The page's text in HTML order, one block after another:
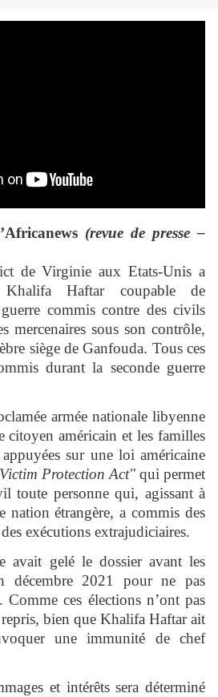
(revue de presse –
de Virginie aux Etats-Unis a
Khalifa Haftar coupable de
commis contre des civils
mercenaires sous son contrôle,
siège de Ganfouda. Tous ces
durant la seconde guerre
armée nationale libyenne
citoyen américain et les familles
sur une loi américaine
Protection Act" qui permet
toute personne qui, agissant à
étrangère, a commis des
exécutions extrajudiciaires.
avait gelé le dossier avant les
décembre 2021 pour ne pas
ces élections n’ont pas
bien que Khalifa Haftar ait
une immunité de chef
et intérêts sera déterminé